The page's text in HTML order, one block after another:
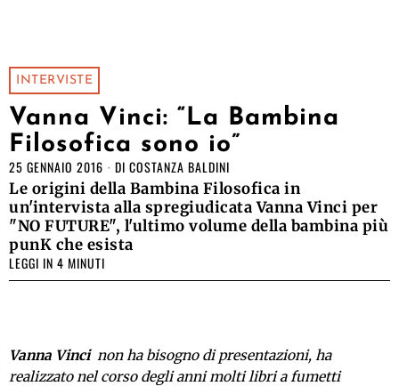
INTERVISTE
Vanna Vinci: “La Bambina
Filosofica sono io”
25 GENNAIO 2016 DI COSTANZA BALDINI
Le origini della Bambina Filosofica in
un'intervista alla spregiudicata Vanna Vinci per
"NO FUTURE", l'ultimo volume della bambina più
punK che esista
LEGGI IN 4 MINUTI
Vanna Vincinon ha bisogno di presentazioni, ha
realizzato nel corso degli anni molti libri a fumetti